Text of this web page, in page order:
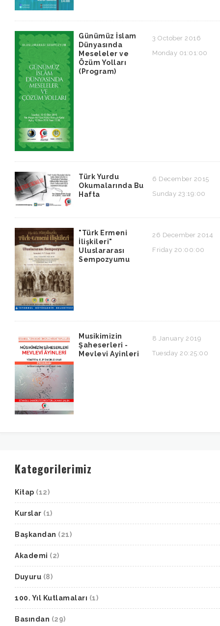
Günümüz İslam
Dünyasında
Meseleler ve
Özüm Yolları
(Program)
3 October 2016
Monday 01:01:00
Türk Yurdu
Okumalarında Bu
Hafta
6 December 2015
Sunday 23:19:00
"Türk Ermeni
İlişkileri"
Uluslararası
Sempozyumu
26 December 2014
Friday 20:00:00
Musikimizin
Şaheserleri -
Mevlevi Ayinleri
8 January 2019
Tuesday 20:25:00
Kategorilerimiz
Kitap (12)
Kurslar (1)
Başkandan (21)
Akademi (2)
Duyuru (8)
100. Yıl Kutlamaları (1)
Basından (29)